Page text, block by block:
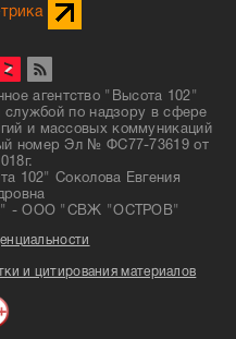
агентство "Высота 102"
службой по надзору в сфере
и массовых коммуникаций
номер Эл № ФС77-73619 от
102" Соколова Евгения
- ООО "СВЖ "ОСТРОВ"
и цитирования материалов